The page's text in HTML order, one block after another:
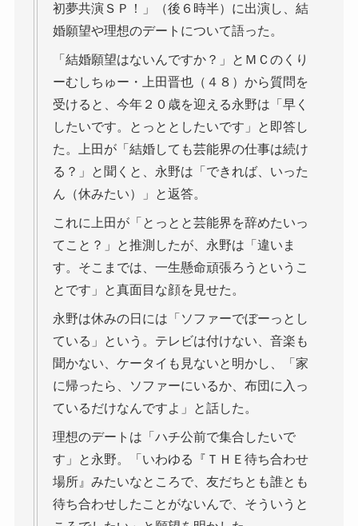
初夢共演ＳＰ！」（後６時半）に出演し、結
婚願望や理想のデートについて語った。
「結婚願望はないんですか？」とＭＣのくり
ーむしちゅー・上田晋也（４８）から質問を
受けると、今年２０歳を迎える永野は「早く
したいです。とっととしたいです」と即答し
た。上田が「結婚しても芸能界の仕事は続け
る？」と聞くと、永野は「できれば、いった
ん（休みたい）」と返答。
これに上田が「とっとと芸能界を辞めたいっ
てこと？」と推測したが、永野は「違いま
す。そこまでは、一生懸命頑張ろうというこ
とです」と真面目な顔を見せた。
永野は休みの日には「ソファーでぼーっとし
ている」という。テレビは付けない、音楽も
聞かない、ケータイも見ないと明かし、「家
に帰ったら、ソファーにいるか、布団に入っ
ているだけなんですよ」と話した。
理想のデートは「ハチ公前で集合したいで
す」と永野。「いわゆる『ＴＨＥ待ち合わせ
場所』みたいなところで、友だちとも誰とも
待ち合わせしたことがないんで、そういうと